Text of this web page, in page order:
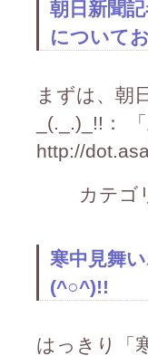
朝日新聞
について
まずは、朝
_(._.)_!!：
http://
カテゴ
寒中見舞
(^○^)!!
はっきり「